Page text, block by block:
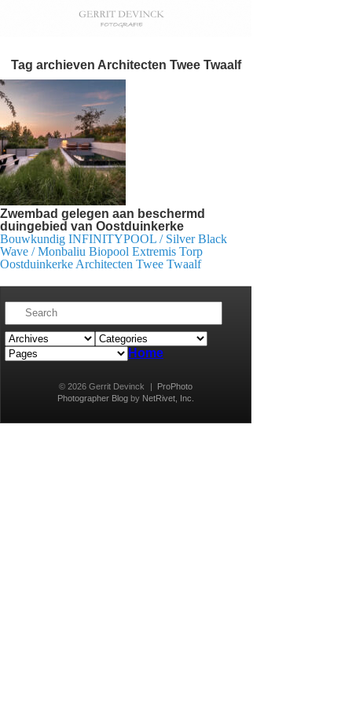
Tag archieven Architecten Twee Twaalf
Zwembad gelegen aan beschermd
duingebied van Oostduinkerke
Bouwkundig INFINITYPOOL / Silver Black
Wave / Monbaliu Biopool Extremis Torp
Oostduinkerke Architecten Twee Twaalf
Home
© 2026 Gerrit Devinck |
ProPhoto
Photographer Blog by NetRivet, Inc.